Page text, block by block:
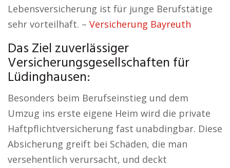
Lebensversicherung ist für junge Berufstätige
sehr vorteilhaft. – Versicherung Bayreuth
Das Ziel zuverlässiger
Versicherungsgesellschaften für
Lüdinghausen:
Besonders beim Berufseinstieg und dem
Umzug ins erste eigene Heim wird die private
Haftpflichtversicherung fast unabdingbar. Diese
Absicherung greift bei Schäden, die man
versehentlich verursacht, und deckt